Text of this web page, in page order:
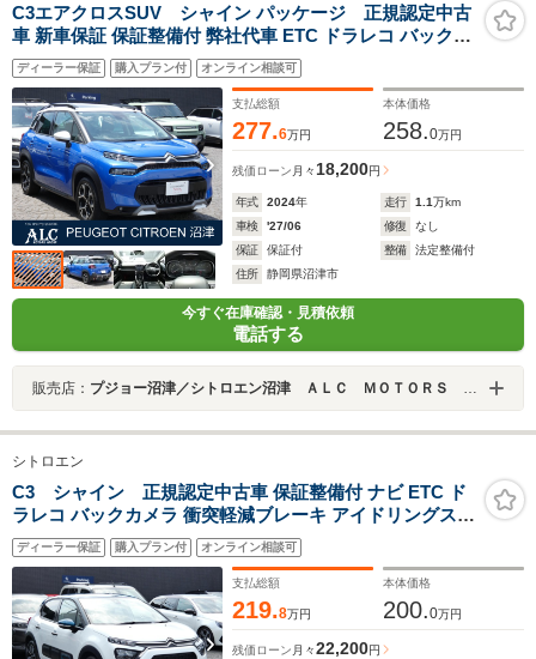
C3エアクロスSUV シャイン パッケージ 正規認定中古
車 新車保証 保証整備付 弊社代車 ETC ドラレコ バックカ
メラ サンルーフ 衝突軽減ブレーキ アイドリングストップ
障害物ソナー 車線キープ クルコン LEDライト 純正ホイ
ール
ディーラー保証 購入プラン付 オンライン相談可
支払総額
277.6万円
本体価格
258.0万円
残価ローン 月々 18,200円
年式 2024年 走行 1.1万km
車検
'27/06 修復
なし
保証
保証付 整備
法定整備付
住所
静岡県沼津市
今すぐ在庫確認・見積依頼
電話する
販売店： プジョー沼津／シトロエン沼津 ＡＬＣ ＭＯＴＯＲＳ ＧＲＯＵＰ
シトロエン
C3 シャイン 正規認定中古車 保証整備付 ナビ ETC ド
ラレコ バックカメラ 衝突軽減ブレーキ アイドリングスト
ップ 障害物ソナー 車線逸脱防止 クルコン LEDライト 純
正ホイール
ディーラー保証 購入プラン付 オンライン相談可
支払総額
219.8万円
本体価格
200.0万円
残価ローン 月々22,200円